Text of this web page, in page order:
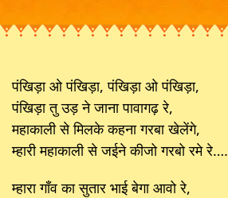
पंखिड़ा ओ पंखिड़ा, पंखिड़ा ओ पंखिड़ा,
पंखिड़ा तु उड़ ने जाना पावागढ़ रे,
महाकाली से मिलके कहना गरबा खेलेंगे,
म्हारी महाकाली से जईने कीजो गरबो रमे रे….
म्हारा गाँव का सुतार भाई बेगा आवो रे,